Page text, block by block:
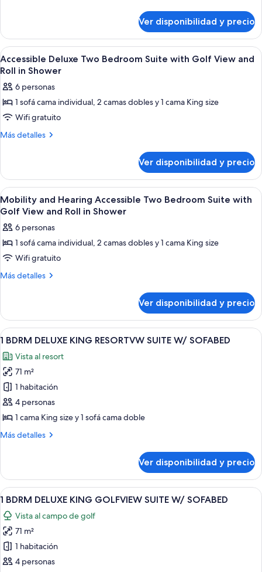
Bedroom
King
Suite
with
Resort
View
and
Bed
Accessible
Deluxe
One
Bedroom
Suite
with
View
and
Sofa
Ver disponibilidad y precio
Ver
todas
las
fotos
de
Accessible
Deluxe
Suite
with
Golf
View
and
Roll
in
Ropa de cama de alta calidad,
5
Accessible Deluxe Two Bedroom Suite with Golf View and
Roll in Shower
6 personas
1 sofá cama individual, 2 camas dobles y 1 cama King size
Wifi gratuito
Más detalles
Más
Deluxe
Two
Bedroom
Suite
Golf
View
Roll
in
Shower
Ver disponibilidad y precio
Ver
todas
las
fotos
de
Mobility
and
Two
Bedroom
Suite
with
Golf
View
and
Roll
in
Shower
Artículos de tocador de diseñador,
2
Mobility and Hearing Accessible Two Bedroom Suite with
Golf View and Roll in Shower
6 personas
1 sofá cama individual, 2 camas dobles y 1 cama King size
Wifi gratuito
Más detalles
Más
and
Hearing
Accessible
Bedroom
Suite
with
Golf
View
and
Roll
in
Ver disponibilidad y precio
Ver
todas
las
fotos
de
1
BDRM
KING
W/
SOFABED
Una habitación de hotel con cama,
8
1 BDRM DELUXE KING RESORTVW SUITE W/ SOFABED
Vista al resort
71 m²
1 habitación
4 personas
1 cama King size y 1 sofá cama doble
Más detalles
Más
BDRM
DELUXE
KING
RESORTVW
SUITE
W/
SOFABED
Ver disponibilidad y precio
Ver
todas
las
fotos
de
1
Habitación de hotel con una cama
6
1 BDRM DELUXE KING GOLFVIEW SUITE W/ SOFABED
Vista al campo de golf
71 m²
1 habitación
4 personas